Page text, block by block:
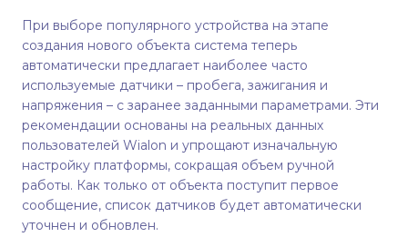
При выборе популярного устройства на этапе
создания нового объекта система теперь
автоматически предлагает наиболее часто
используемые датчики – пробега, зажигания и
напряжения – с заранее заданными параметрами. Эти
рекомендации основаны на реальных данных
пользователей Wialon и упрощают изначальную
настройку платформы, сокращая объем ручной
работы. Как только от объекта поступит первое
сообщение, список датчиков будет автоматически
уточнен и обновлен.